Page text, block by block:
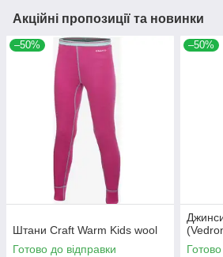
Акційні пропозиції та новинки
–50%
Штани Craft Warm Kids wool
Готово до відправки
–50%